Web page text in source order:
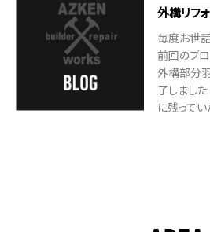
外構リフ
毎度お世
前回のブ
外構部分
了しまし
に残って